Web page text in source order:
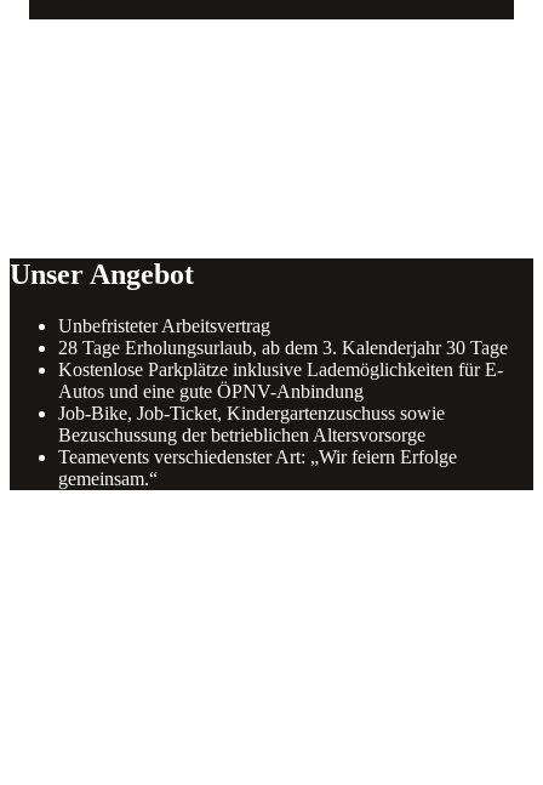
Unser Angebot
Unbefristeter Arbeitsvertrag
28 Tage Erholungsurlaub, ab dem 3. Kalenderjahr 30 Tage
Kostenlose Parkplätze inklusive Lademöglichkeiten für E-
Autos und eine gute ÖPNV-Anbindung
Job-Bike, Job-Ticket, Kindergartenzuschuss sowie
Bezuschussung der betrieblichen Altersvorsorge
Teamevents verschiedenster Art: „Wir feiern Erfolge
gemeinsam.“